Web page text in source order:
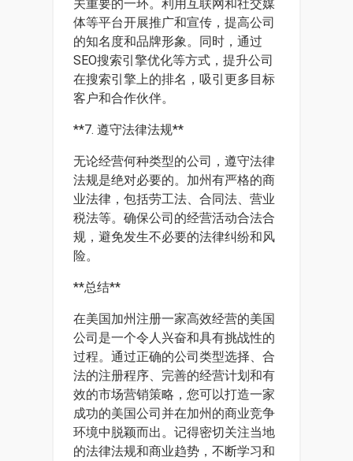
关重要的一环。利用互联网和社交媒
体等平台开展推广和宣传，提高公司
的知名度和品牌形象。同时，通过
SEO搜索引擎优化等方式，提升公司
在搜索引擎上的排名，吸引更多目标
客户和合作伙伴。
**7. 遵守法律法规**
无论经营何种类型的公司，遵守法律
法规是绝对必要的。加州有严格的商
业法律，包括劳工法、合同法、营业
税法等。确保公司的经营活动合法合
规，避免发生不必要的法律纠纷和风
险。
**总结**
在美国加州注册一家高效经营的美国
公司是一个令人兴奋和具有挑战性的
过程。通过正确的公司类型选择、合
法的注册程序、完善的经营计划和有
效的市场营销策略，您可以打造一家
成功的美国公司并在加州的商业竞争
环境中脱颖而出。记得密切关注当地
的法律法规和商业趋势，不断学习和